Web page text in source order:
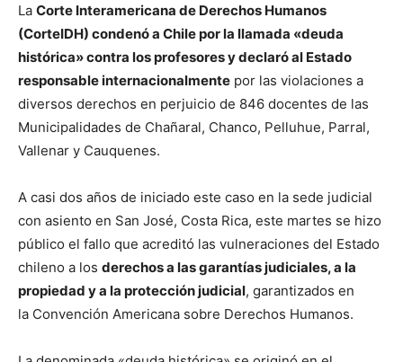
La Corte Interamericana de Derechos Humanos
(CorteIDH) condenó a Chile por la llamada «deuda
histórica» contra los profesores y declaró al Estado
responsable internacionalmente por las violaciones a
diversos derechos en perjuicio de 846 docentes de las
Municipalidades de Chañaral, Chanco, Pelluhue, Parral,
Vallenar y Cauquenes.
A casi dos años de iniciado este caso en la sede judicial
con asiento en San José, Costa Rica, este martes se hizo
público el fallo que acreditó las vulneraciones del Estado
chileno a los derechos a las garantías judiciales, a la
propiedad y a la protección judicial, garantizados en
la Convención Americana sobre Derechos Humanos.